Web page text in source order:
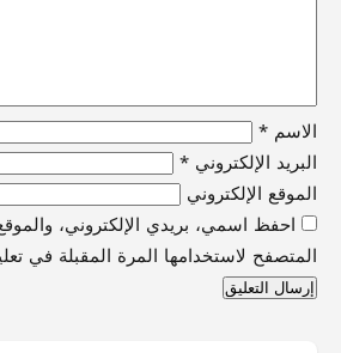
الاسم *
البريد الإلكتروني *
الموقع الإلكتروني
احفظ اسمي، بريدي الإلكتروني،
المتصفح لاستخدامها المرة المقبلة في